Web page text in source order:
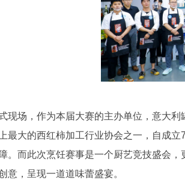
现场，作为本届大赛的主办单位，意大
最大的西红柿加工行业协会之一，自成
。而此次烹饪赛事是一个厨艺竞技盛会
意，呈现一道道味蕾盛宴。